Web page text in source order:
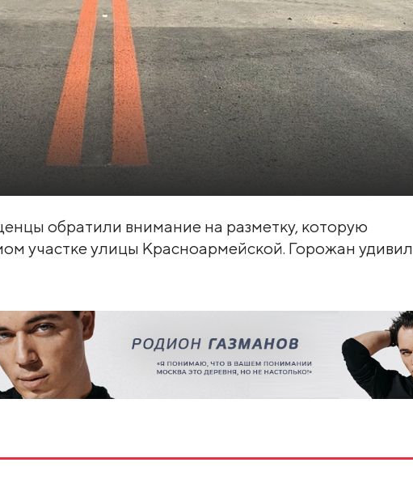
обратили внимание на разметку, которую
участке улицы Красноармейской. Горожан удивил